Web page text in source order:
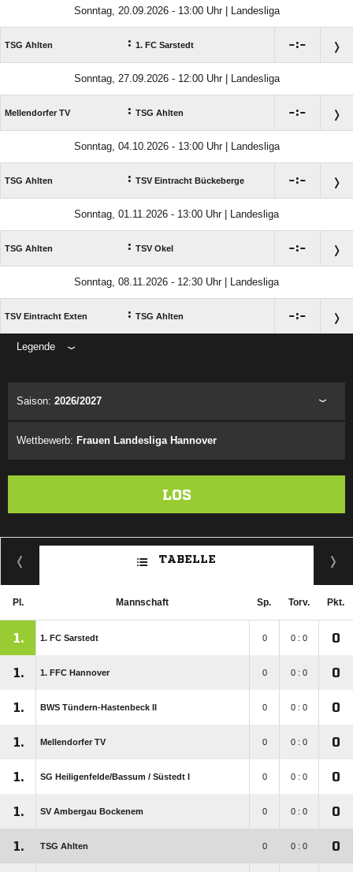
Sonntag, 20.09.2026 - 13:00 Uhr | Landesliga
TSG Ahlten : 1. FC Sarstedt :
Sonntag, 27.09.2026 - 12:00 Uhr | Landesliga
Mellendorfer TV : TSG Ahlten :
Sonntag, 04.10.2026 - 13:00 Uhr | Landesliga
TSG Ahlten : TSV Eintracht Bückeberge :
Sonntag, 01.11.2026 - 13:00 Uhr | Landesliga
TSG Ahlten : TSV Okel :
Sonntag, 08.11.2026 - 12:30 Uhr | Landesliga
TSV Eintracht Exten : TSG Ahlten :
Legende
Saison: 2026/2027
Wettbewerb: Frauen Landesliga Hannover
LOS
TABELLE
Pl. Mannschaft Sp. Torv. Pkt.
1. 1. FC Sarstedt 0 0 : 0 0
1. 1. FFC Hannover 0 0 : 0 0
1. BWS Tündern-Hastenbeck II 0 0 : 0 0
1. Mellendorfer TV 0 0 : 0 0
1. SG Heiligenfelde/​Bassum /​ Süstedt I 0 0 : 0 0
1. SV Ambergau Bockenem 0 0 : 0 0
1. TSG Ahlten 0 0 : 0 0